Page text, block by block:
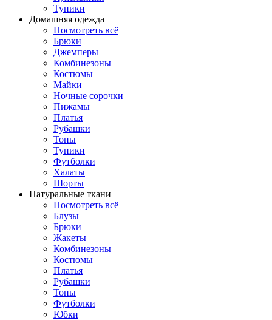
Туники
Домашняя одежда
Посмотреть всё
Брюки
Джемперы
Комбинезоны
Костюмы
Майки
Ночные сорочки
Пижамы
Платья
Рубашки
Топы
Туники
Футболки
Халаты
Шорты
Натуральные ткани
Посмотреть всё
Блузы
Брюки
Жакеты
Комбинезоны
Костюмы
Платья
Рубашки
Топы
Футболки
Юбки